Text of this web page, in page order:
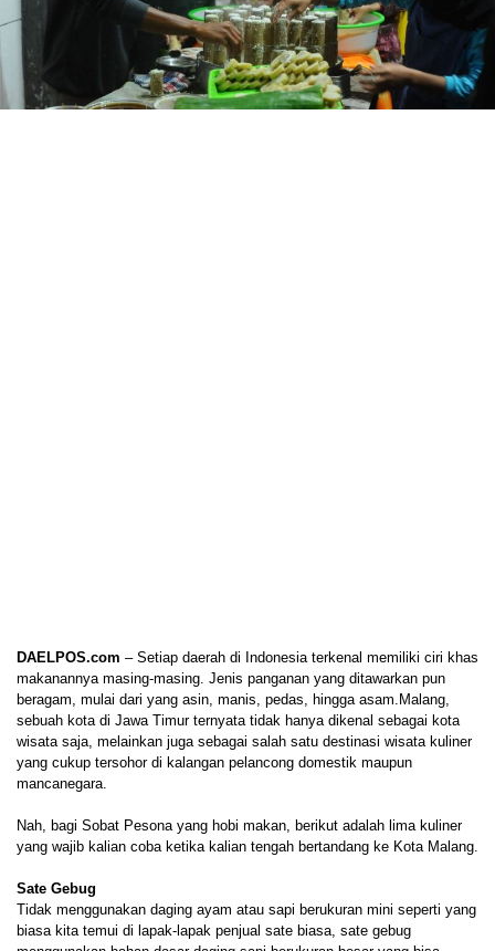
DAELPOS.com – Setiap daerah di Indonesia terkenal memiliki ciri khas
makanannya masing-masing. Jenis panganan yang ditawarkan pun
beragam, mulai dari yang asin, manis, pedas, hingga asam.Malang,
sebuah kota di Jawa Timur ternyata tidak hanya dikenal sebagai kota
wisata saja, melainkan juga sebagai salah satu destinasi wisata kuliner
yang cukup tersohor di kalangan pelancong domestik maupun
mancanegara.
Nah, bagi Sobat Pesona yang hobi makan, berikut adalah lima kuliner
yang wajib kalian coba ketika kalian tengah bertandang ke Kota Malang.
Sate Gebug
Tidak menggunakan daging ayam atau sapi berukuran mini seperti yang
biasa kita temui di lapak-lapak penjual sate biasa, sate gebug